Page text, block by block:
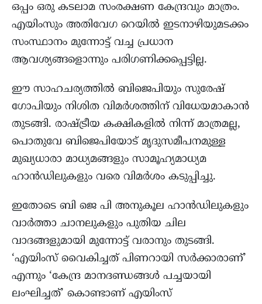
ഒപ്പം ഒരു കടലാമ സംരക്ഷണ കേന്ദ്രവും മാത്രം.
എയിംസും അതിവേഗ റെയിൽ ഇടനാഴിയുമടക്കം
സംസ്ഥാനം മുന്നോട്ട് വച്ച പ്രധാന
ആവശ്യങ്ങളൊന്നും പരിഗണിക്കപ്പെട്ടില്ല.
ഈ സാഹചര്യത്തിൽ ബിജെപിയും സുരേഷ്
ഗോപിയും നിശിത വിമർശത്തിന് വിധേയമാകാൻ
തുടങ്ങി. രാഷ്ട്രീയ കക്ഷികളിൽ നിന്ന് മാത്രമല്ല,
പൊതുവേ ബിജെപിയോട് മൃദുസമീപനമുള്ള
മുഖ്യധാരാ മാധ്യമങ്ങളും സാമൂഹ്യമാധ്യമ
ഹാൻഡിലുകളും വരെ വിമർശം കടുപ്പിച്ചു.
ഇതോടെ ബി ജെ പി അനുകൂല ഹാൻഡിലുകളും
വാർത്താ ചാനലുകളും പുതിയ ചില
വാദങ്ങളുമായി മുന്നോട്ട് വരാനും തുടങ്ങി.
‘എയിംസ് വൈകിച്ചത് പിണറായി സർക്കാരാണ്’
എന്നും ‘കേന്ദ്ര മാനദണ്ഡങ്ങൾ പച്ചയായി
ലംഘിച്ചത്’ കൊണ്ടാണ് എയിംസ്